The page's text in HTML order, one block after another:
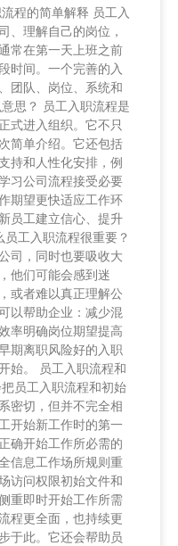
程的简单解释 员工入
、理解自己的岗位，
常在第一天上班之前
时间。一个完善的入
团队、岗位、系统和
思？ 员工入职流程是
式进入组织。它不只
简单介绍。它还包括
持和人性化安排，例
习公司流程接受必要
期望更快适应工作环
员工建立信心、提升
工入职流程很重要？
司，同时也要吸收大
他们可能会感到迷
或者难以真正理解公
以帮助企业：减少混
率明确岗位期望提高
期离职风险好的入职
始。 员工入职流程和
员工入职流程和初始
密切，但并不完全相
开始新工作时的第一
确开始工作所必需的
信息工作场所规则重
访问权限初始文件和
重即时开始工作所需
程更全面，也持续更
于此。它还会帮助员